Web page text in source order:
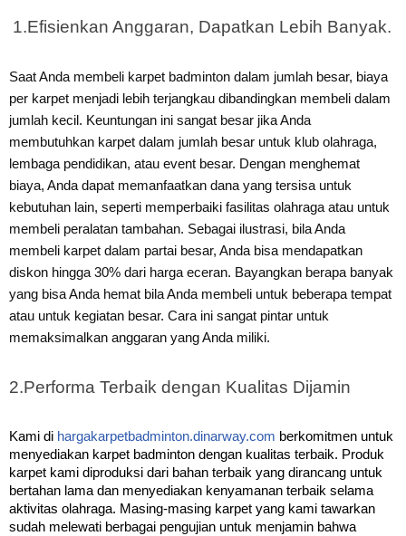
1.Efisienkan Anggaran, Dapatkan Lebih Banyak.
Saat Anda membeli karpet badminton dalam jumlah besar, biaya
per karpet menjadi lebih terjangkau dibandingkan membeli dalam
jumlah kecil. Keuntungan ini sangat besar jika Anda
membutuhkan karpet dalam jumlah besar untuk klub olahraga,
lembaga pendidikan, atau event besar. Dengan menghemat
biaya, Anda dapat memanfaatkan dana yang tersisa untuk
kebutuhan lain, seperti memperbaiki fasilitas olahraga atau untuk
membeli peralatan tambahan. Sebagai ilustrasi, bila Anda
membeli karpet dalam partai besar, Anda bisa mendapatkan
diskon hingga 30% dari harga eceran. Bayangkan berapa banyak
yang bisa Anda hemat bila Anda membeli untuk beberapa tempat
atau untuk kegiatan besar. Cara ini sangat pintar untuk
memaksimalkan anggaran yang Anda miliki.
2.Performa Terbaik dengan Kualitas Dijamin
Kami di hargakarpetbadminton.dinarway.com berkomitmen untuk
menyediakan karpet badminton dengan kualitas terbaik. Produk
karpet kami diproduksi dari bahan terbaik yang dirancang untuk
bertahan lama dan menyediakan kenyamanan terbaik selama
aktivitas olahraga. Masing-masing karpet yang kami tawarkan
sudah melewati berbagai pengujian untuk menjamin bahwa